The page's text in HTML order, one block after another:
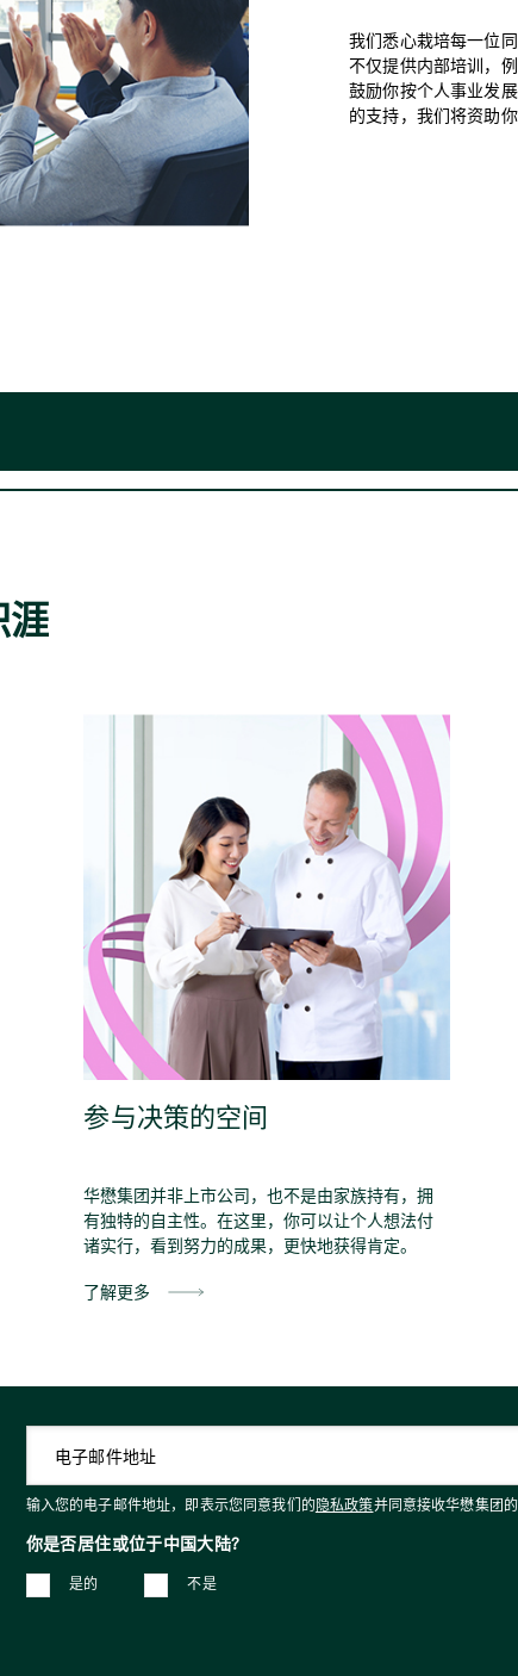
我们悉心栽培每一位
不仅提供内部培训，
鼓励你按个人事业发
的支持，我们将资助你
涯
参与决策的空间
华懋集团并非上市公司，也不是由家族持有，拥
有独特的自主性。在这里，你可以让个人想法付
诸实行，看到努力的成果，更快地获得肯定。
了解更多
输入您的电子邮件地址，即表示您同意我们的 隐私政策并同意接收华懋集团
你是否居住或位于中国大陆?
是的 不是